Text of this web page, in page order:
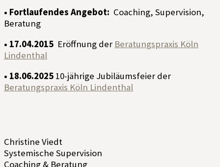
• Fortlaufendes Angebot: Coaching, Supervision,
Beratung
• 17.04.2015 Eröffnung der Beratungspraxis Köln
Lindenthal
• 18.06.2025 10-jährige Jubiläumsfeier der
Beratungspraxis Köln Lindenthal
Christine Viedt
Systemische Supervision
Coaching & Beratung